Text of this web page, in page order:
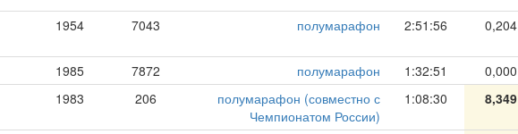
1954 7043 полумарафон 2:51:56 0,204
1985 7872 полумарафон 1:32:51 0,000
1983 206
полумарафон (совместно с
Чемпионатом России)
1:08:30 8,349